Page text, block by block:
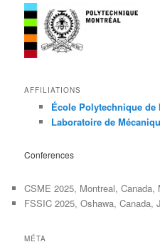
AFFILIATIONS
École Polytechnique de
Laboratoire de
Conferences
CSME 2025, Montreal, Canada,
FSSIC 2025, Oshawa, Canada,
MÉTA